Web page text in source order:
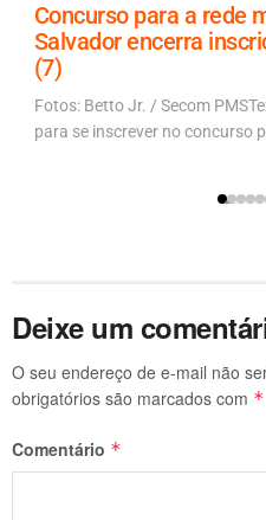
Concurso para a rede
Salvador encerra
(7)
Fotos: Betto Jr. / Secom
para se inscrever no concurso
Deixe um
O seu endereço de e-mail não
obrigatórios são marcados com *
Comentário *